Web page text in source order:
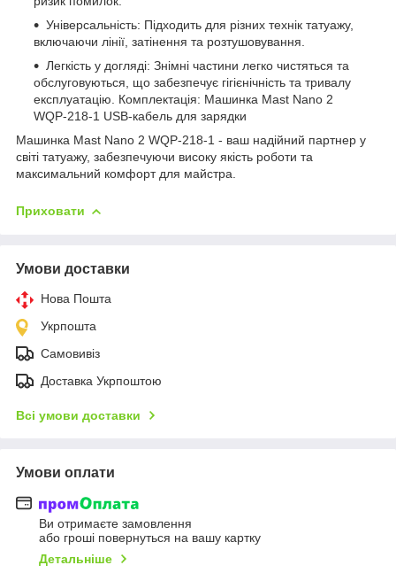
Універсальність: Підходить для різних технік татуажу,
включаючи лінії, затінення та розтушовування.
Легкість у догляді: Знімні частини легко чистяться та
обслуговуються, що забезпечує гігієнічність та тривалу
експлуатацію. Комплектація: Машинка Mast Nano 2
WQP-218-1 USB-кабель для зарядки
Машинка Mast Nano 2 WQP-218-1 - ваш надійний партнер у
світі татуажу, забезпечуючи високу якість роботи та
максимальний комфорт для майстра.
Приховати
Умови доставки
Нова Пошта
Укрпошта
Самовивіз
Доставка Укрпоштою
Всі умови доставки
Умови оплати
Ви отримаєте замовлення
або гроші повернуться на вашу картку
Детальніше